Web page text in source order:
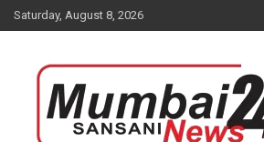
Skip
to
Saturday, August 8, 2026